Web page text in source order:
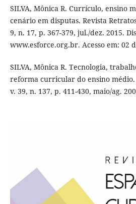
SILVA, Mônica R. Currículo, ensino
cenário em disputas. Revista
9, n. 17, p. 367-379, jul./dez. 2015.
www.esforce.org.br. Acesso em: 02
SILVA, Mônica R. Tecnologia,
reforma curricular do ensino médio.
v. 39, n. 137, p. 411-430, maio/ag.